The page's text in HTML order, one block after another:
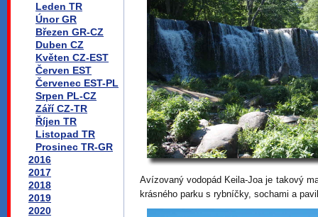
Leden TR
Únor GR
Březen GR-CZ
Duben CZ
Květen CZ-EST
Červen EST
Červenec EST-PL
Srpen PL-CZ
Září CZ-TR
Říjen TR
Listopad TR
Prosinec TR-GR
2016
2017
2018
2019
2020
Avízovaný vodopád Keila-Joa je takový
krásného parku s rybníčky, sochami a